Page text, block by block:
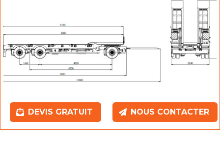
DEVIS GRATUIT NOUS CONTACTER